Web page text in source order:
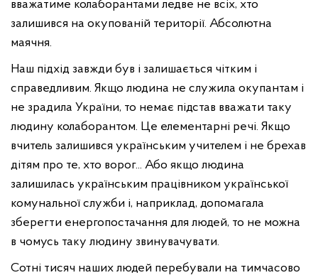
вважатиме колаборантами ледве не всіх, хто
залишився на окупованій території. Абсолютна
маячня.
Наш підхід завжди був і залишається чітким і
справедливим. Якщо людина не служила окупантам і
не зрадила України, то немає підстав вважати таку
людину колаборантом. Це елементарні речі. Якщо
вчитель залишився українським учителем і не брехав
дітям про те, хто ворог... Або якщо людина
залишилась українським працівником української
комунальної служби і, наприклад, допомагала
зберегти енергопостачання для людей, то не можна
в чомусь таку людину звинувачувати.
Сотні тисяч наших людей перебували на тимчасово